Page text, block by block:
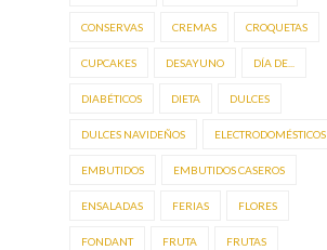
CONSERVAS CREMAS CROQUETAS
CUPCAKES DESAYUNO DÍA DE...
DIABÉTICOS DIETA DULCES
DULCES NAVIDEÑOS ELECTRODOMÉSTICOS
EMBUTIDOS EMBUTIDOS CASEROS
ENSALADAS FERIAS FLORES
FONDANT FRUTA FRUTAS